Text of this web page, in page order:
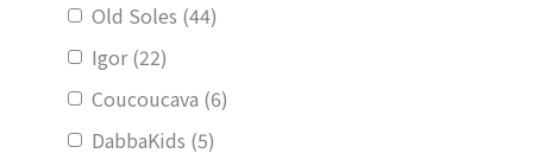
Old Soles (44)
Igor (22)
Coucoucava (6)
DabbaKids (5)